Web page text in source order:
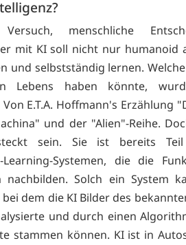
menschliche
mit KI soll nicht nur humanoid
und selbstständig lernen.
Lebens haben könnte,
E.T.A. Hoffmann's Erzählung
und der "Alien"-Reihe.
sein. Sie ist bereits Teil
Systemen, die die
nachbilden. Solch ein System
dem die KI Bilder des
und durch einen
stammen können. KI ist in